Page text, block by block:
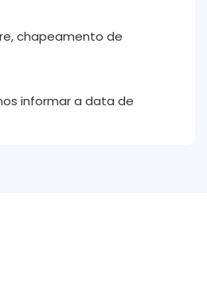
chapeamento de
informar a data de